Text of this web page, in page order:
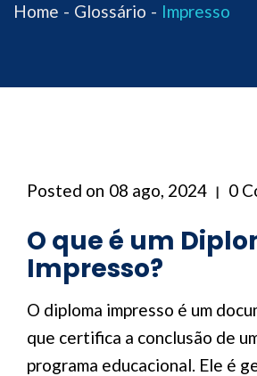
Home Glossário Impresso
Posted on 08 ago, 2024 0
O que é um
Impresso?
O diploma impresso é um
que certifica a conclusão de
programa educacional. Ele é